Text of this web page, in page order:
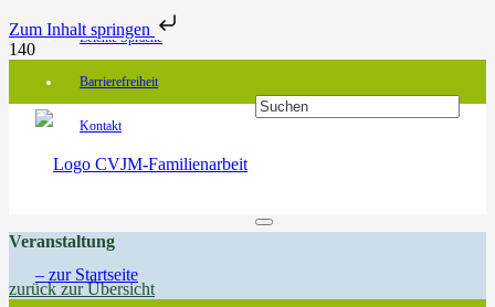
Zum Inhalt springen
Leichte Sprache
Barrierefreiheit
Kontakt
Veranstaltung
zurück zur Übersicht